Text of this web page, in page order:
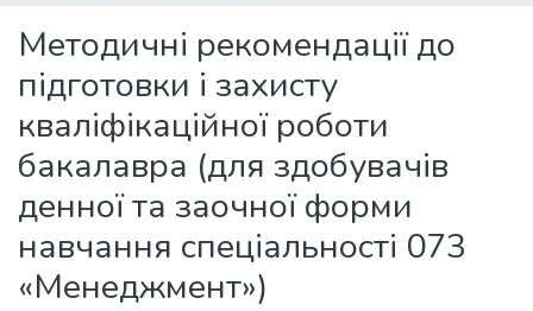
Методичні рекомендації до
підготовки і захисту
кваліфікаційної роботи
бакалавра (для здобувачів
денної та заочної форми
навчання спеціальності 073
«Менеджмент»)